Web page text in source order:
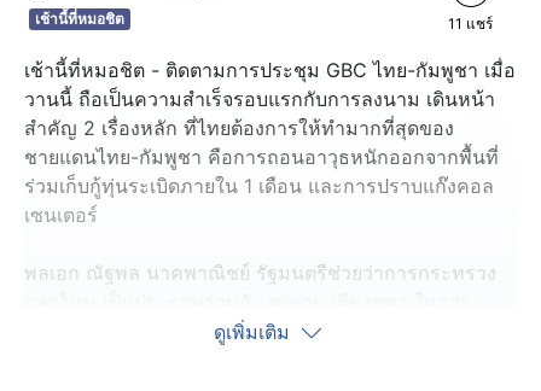
เช้านี้ที่หมอชิต
11 แชร์
เช้านี้ที่หมอชิต - ติดตามการประชุม GBC ไทย-กัมพูชา เมื่อ
วานนี้ ถือเป็นความสำเร็จรอบแรกกับการลงนาม เดินหน้า
สำคัญ 2 เรื่องหลัก ที่ไทยต้องการให้ทำมากที่สุดของ
ชายแดนไทย-กัมพูชา คือการถอนอาวุธหนักออกจากพื้นที่
ร่วมเก็บกู้ทุ่นระเบิดภายใน 1 เดือน และการปราบแก๊งคอล
เซนเตอร์
พลเอก ณัฐพล นาคพาณิชย์ รัฐมนตรีช่วยว่าการกระทรวง
ประชุมคณะกรรมการชายแดนทั่วไปไทย-กัมพูชา ระดับ
ดูเพิ่มเติม